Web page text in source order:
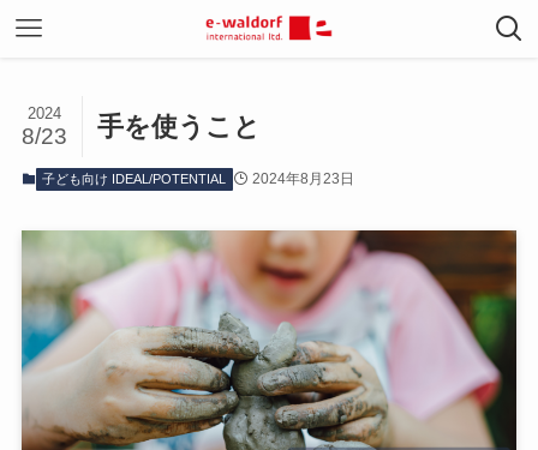
手を使うこと
2024
8/23
子ども向け IDEAL/POTENTIAL 2024年8月23日